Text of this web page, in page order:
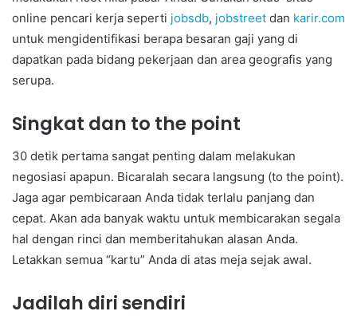
online pencari kerja seperti jobsdb, jobstreet dan karir.com
untuk mengidentifikasi berapa besaran gaji yang di
dapatkan pada bidang pekerjaan dan area geografis yang
serupa.
Singkat dan to the point
30 detik pertama sangat penting dalam melakukan
negosiasi apapun. Bicaralah secara langsung (to the point).
Jaga agar pembicaraan Anda tidak terlalu panjang dan
cepat. Akan ada banyak waktu untuk membicarakan segala
hal dengan rinci dan memberitahukan alasan Anda.
Letakkan semua “kartu” Anda di atas meja sejak awal.
Jadilah diri sendiri